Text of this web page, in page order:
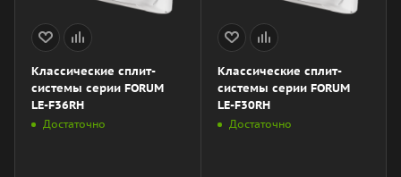
Классические сплит-
системы серии FORUM
LE-F36RH
Достаточно
Классические сплит-
системы серии FORUM
LE-F30RH
Достаточно